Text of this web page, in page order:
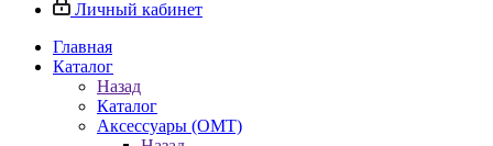
Личный кабинет
Главная
Каталог
Назад
Каталог
Аксессуары (OMT)